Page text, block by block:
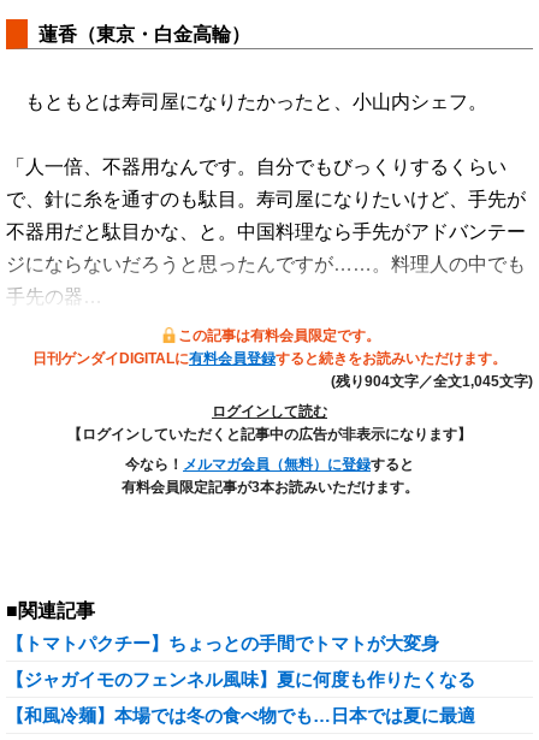
蓮香（東京・白金高輪）
もともとは寿司屋になりたかったと、小山内シェフ。
「人一倍、不器用なんです。自分でもびっくりするくらい
で、針に糸を通すのも駄目。寿司屋になりたいけど、手先が
不器用だと駄目かな、と。中国料理なら手先がアドバンテー
ジにならないだろうと思ったんですが……。料理人の中でも
手先の器…
この記事は有料会員限定です。
日刊ゲンダイDIGITALに有料会員登録すると続きをお読みいただけます。
(残り904文字／全文1,045文字)
ログインして読む
【ログインしていただくと記事中の広告が非表示になります】
今なら！ メルマガ会員（無料）に登録すると
有料会員限定記事が3本お読みいただけます。
■関連記事
【トマトパクチー】ちょっとの手間でトマトが大変身
【ジャガイモのフェンネル風味】夏に何度も作りたくなる
【和風冷麺】本場では冬の食べ物でも…日本では夏に最適